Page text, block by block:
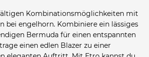
Kombinationsmöglichkeiten mit
bei engelhorn. Kombiniere ein lässiges
Bermuda für einen entspannten
einen edlen Blazer zu einer